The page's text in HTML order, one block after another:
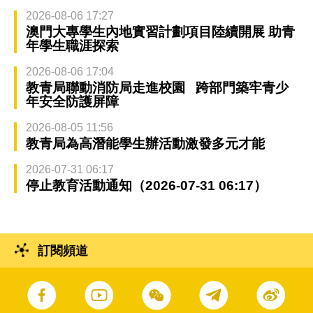
2026-08-06 17:27
澳門大專學生內地實習計劃項目陸續開展 助青
年學生職涯探索
2026-08-06 17:04
教青局聯動消防局走進校園 跨部門築牢青少
年安全防護屏障
2026-08-05 11:56
教青局為高潛能學生辦活動激發多元才能
2026-07-31 06:17
停止教育活動通知（2026-07-31 06:17）
訂閱頻道